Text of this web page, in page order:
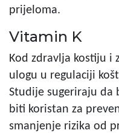
prijeloma.
Vitamin K
Kod zdravlja kostiju i
ulogu u regulaciji
Studije sugeriraju da
biti koristan za
smanjenje rizika od